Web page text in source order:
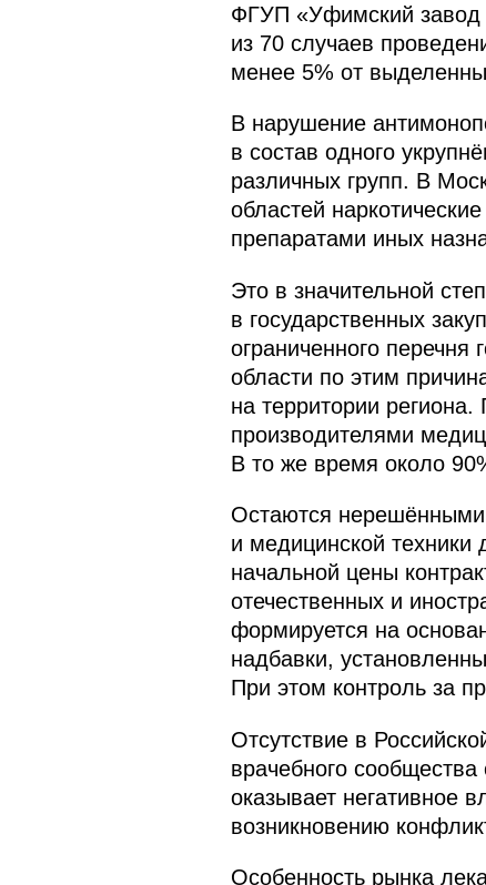
ФГУП «Уфимский завод
из 70 случаев
менее 5% от
В нарушение
в состав одного
различных групп. В
областей
препаратами иных
Это в значительной
в государственных
ограниченного перечня
области по этим
на территории
производителями
В то же время около
Остаются нерешёнными
и медицинской техники
начальной цены
отечественных и
формируется на
надбавки,
При этом контроль за
Отсутствие в
врачебного
оказывает негативное
возникновению
Особенность рынка